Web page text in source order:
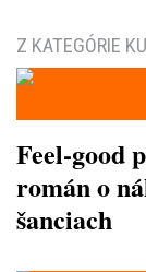
Z KATEGÓRIE
Feel-good
román o
šanciach